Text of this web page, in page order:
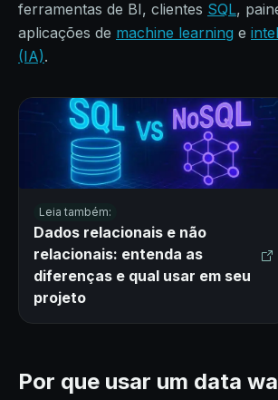
ferramentas de BI, clientes SQL,
aplicações de machine learning e
(IA).
Leia também:
Dados relacionais e não
relacionais: entenda as
diferenças e qual usar em seu
projeto
Por que usar um data